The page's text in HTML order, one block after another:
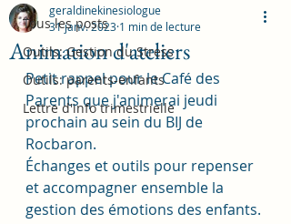
Tous les posts
Outils: Gestion du Stress
Outils: parents-enfants
Lettre d'info trimestrielle
Animation d'ateliers
geraldinekinesiologue
31 janv. 2023 1 min de lecture
Petit rappel pour le Café des
Parents que j'animerai jeudi
prochain au sein du BIJ de
Rocbaron.
Échanges et outils pour repenser
et accompagner ensemble la
gestion des émotions des enfants.